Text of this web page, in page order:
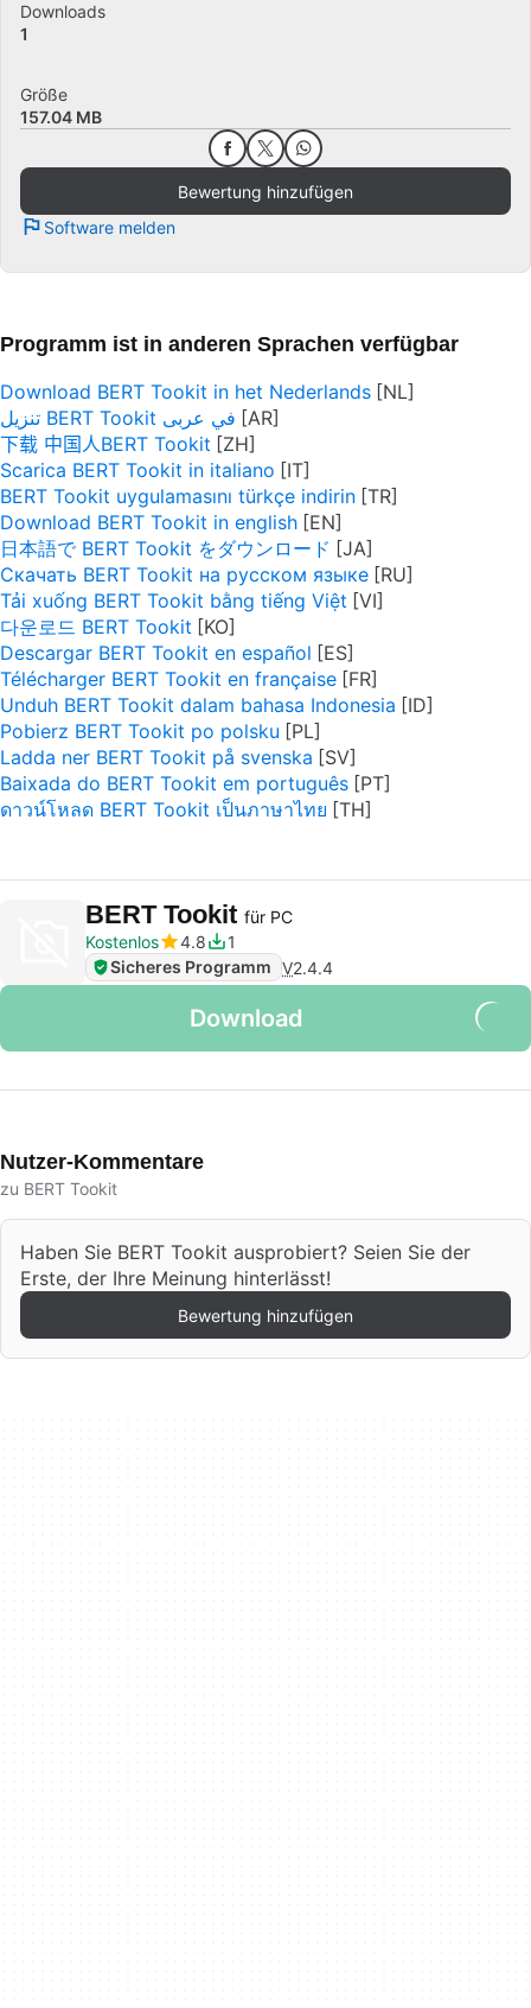
Downloads
1
Größe
157.04 MB
Bewertung hinzufügen
Software melden
Programm ist in anderen Sprachen verfügbar
Download BERT Tookit in het Nederlands
تنزيل BERT Tookit في عربى
下载 中国人BERT Tookit
Scarica BERT Tookit in italiano
BERT Tookit uygulamasını türkçe indirin
Download BERT Tookit in english
日本語で BERT Tookit をダウンロード
Скачать BERT Tookit на русском языке
Tải xuống BERT Tookit bằng tiếng Việt
다운로드 BERT Tookit
Descargar BERT Tookit en español
Télécharger BERT Tookit en française
Unduh BERT Tookit dalam bahasa Indonesia
Pobierz BERT Tookit po polsku
Ladda ner BERT Tookit på svenska
Baixada do BERT Tookit em português
ดาวน์โหลด BERT Tookit เป็นภาษาไทย
BERT Tookit für PC
Kostenlos
4.8
1
Sicheres Programm V2.4.4
Download
Nutzer-Kommentare
zu BERT Tookit
Haben Sie BERT Tookit ausprobiert? Seien Sie der
Erste, der Ihre Meinung hinterlässt!
Bewertung hinzufügen